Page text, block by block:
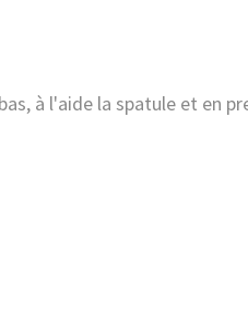
à l'aide la spatule et en